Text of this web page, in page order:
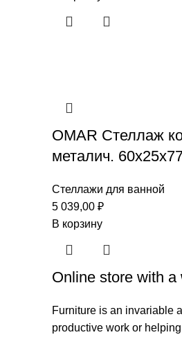
OMAR Стеллаж
металич.
Стеллажи для ванной
5 039,00 ₽
В корзину
Online store with
Furniture is an invariable
productive work or